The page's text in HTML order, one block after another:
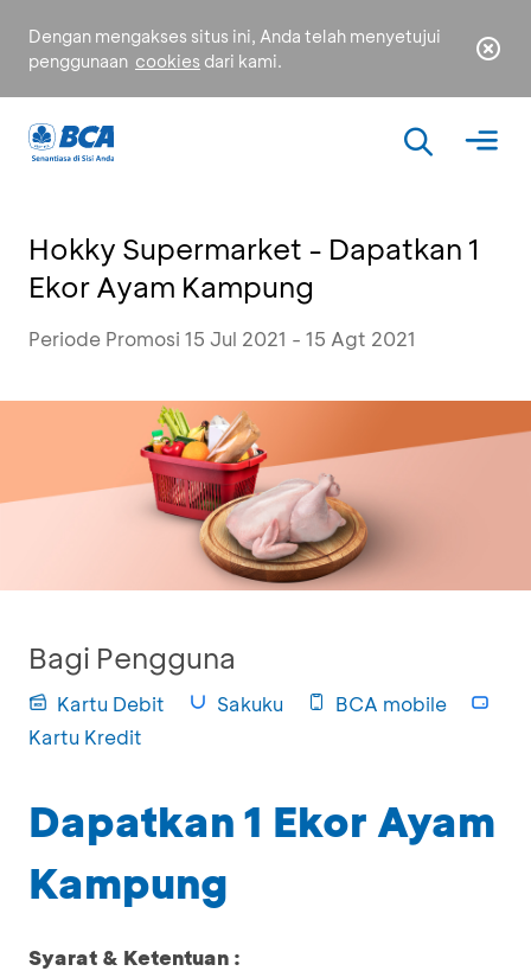
Dengan mengakses situs ini, Anda telah menyetujui
penggunaan cookies dari kami.
Hokky Supermarket - Dapatkan 1
Ekor Ayam Kampung
Periode Promosi 15 Jul 2021 - 15 Agt 2021
Bagi Pengguna
Kartu Debit Sakuku
BCA mobile
Kartu Kredit
Dapatkan 1 Ekor Ayam
Kampung
Syarat & Ketentuan :